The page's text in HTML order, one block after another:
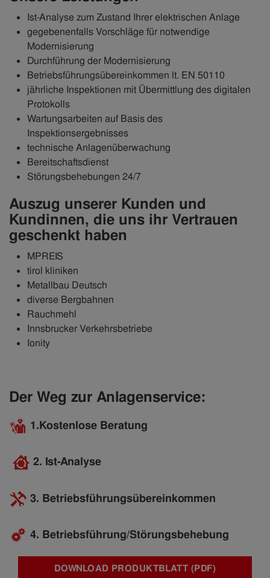
Ist-Analyse zum Zustand Ihrer elektrischen Anlage
gegebenenfalls Vorschläge für notwendige
Modernisierung
Durchführung der Modernisierung
Betriebsführungsübereinkommen lt. EN 50110
jährliche Inspektionen mit Übermittlung des digitalen
Protokolls
Wartungsarbeiten auf Basis des
Inspektionsergebnisses
technische Anlagenüberwachung
Bereitschaftsdienst
Störungsbehebungen 24/7
Auszug unserer Kunden und
Kundinnen, die uns ihr Vertrauen
geschenkt haben
MPREIS
tirol kliniken
Metallbau Deutsch
diverse Bergbahnen
Rauchmehl
Innsbrucker Verkehrsbetriebe
Ionity
Der Weg zur Anlagenservice:
1.Kostenlose Beratung
2. Ist-Analyse
3. Betriebsführungsübereinkommen
4. Betriebsführung/Störungsbehebung
DOWNLOAD PRODUKTBLATT (PDF)